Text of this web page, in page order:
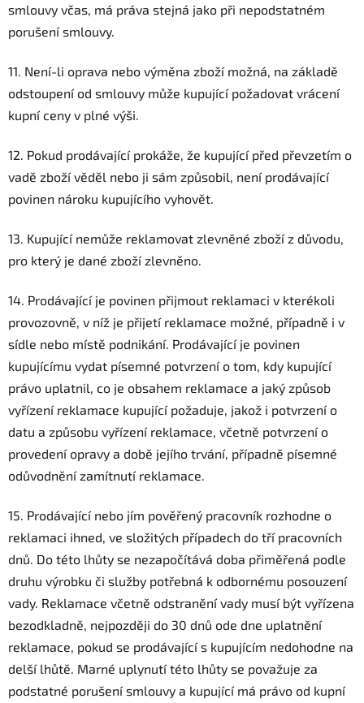
smlouvy včas, má práva stejná jako při nepodstatném
porušení smlouvy.
11. Není-li oprava nebo výměna zboží možná, na základě
odstoupení od smlouvy může kupující požadovat vrácení
kupní ceny v plné výši.
12. Pokud prodávající prokáže, že kupující před převzetím o
vadě zboží věděl nebo ji sám způsobil, není prodávající
povinen nároku kupujícího vyhovět.
13. Kupující nemůže reklamovat zlevněné zboží z důvodu,
pro který je dané zboží zlevněno.
14. Prodávající je povinen přijmout reklamaci v kterékoli
provozovně, v níž je přijetí reklamace možné, případně i v
sídle nebo místě podnikání. Prodávající je povinen
kupujícímu vydat písemné potvrzení o tom, kdy kupující
právo uplatnil, co je obsahem reklamace a jaký způsob
vyřízení reklamace kupující požaduje, jakož i potvrzení o
datu a způsobu vyřízení reklamace, včetně potvrzení o
provedení opravy a době jejího trvání, případně písemné
odůvodnění zamítnutí reklamace.
15. Prodávající nebo jím pověřený pracovník rozhodne o
reklamaci ihned, ve složitých případech do tří pracovních
dnů. Do této lhůty se nezapočítává doba přiměřená podle
druhu výrobku či služby potřebná k odbornému posouzení
vady. Reklamace včetně odstranění vady musí být vyřízena
bezodkladně, nejpozději do 30 dnů ode dne uplatnění
reklamace, pokud se prodávající s kupujícím nedohodne na
delší lhůtě. Marné uplynutí této lhůty se považuje za
podstatné porušení smlouvy a kupující má právo od kupní